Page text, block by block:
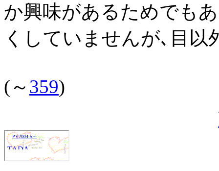
か興味があるためでも
くしていませんが､目
(～ 359)